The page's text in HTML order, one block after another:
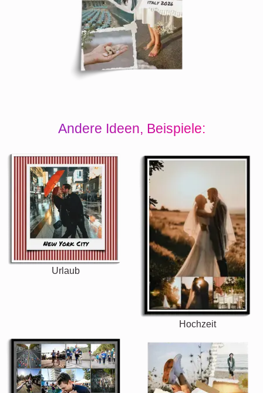
Andere Ideen, Beispiele:
Urlaub
Hochzeit